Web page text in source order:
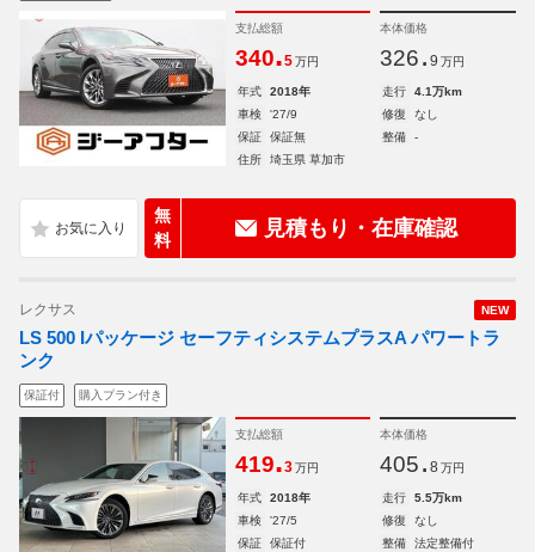
支払総額
340.5 万円
本体価格
326. 9 万円
年式 2018年 走行
4.1万km
車検
'27/9 修復
なし
保証
保証無 整備
-
住所
埼玉県 草加市
無
料
見積もり・在庫確認
NEW
レクサス
LS 500 Iパッケージ セーフティシステムプラスA パワートラ
ンク
保証付 購入プラン付き
支払総額
419.3 万円
本体価格
405. 8 万円
年式 2018年 走行
5.5万km
車検
'27/5 修復
なし
保証
保証付 整備
法定整備付